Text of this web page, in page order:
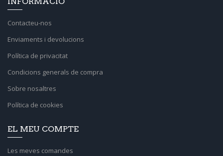
Contacteu-nos
Enviaments i devolucions
Política de privacitat
Condicions generals de compra
Sobre nosaltres
Política de cookies
EL MEU COMPTE
Les meves comandes